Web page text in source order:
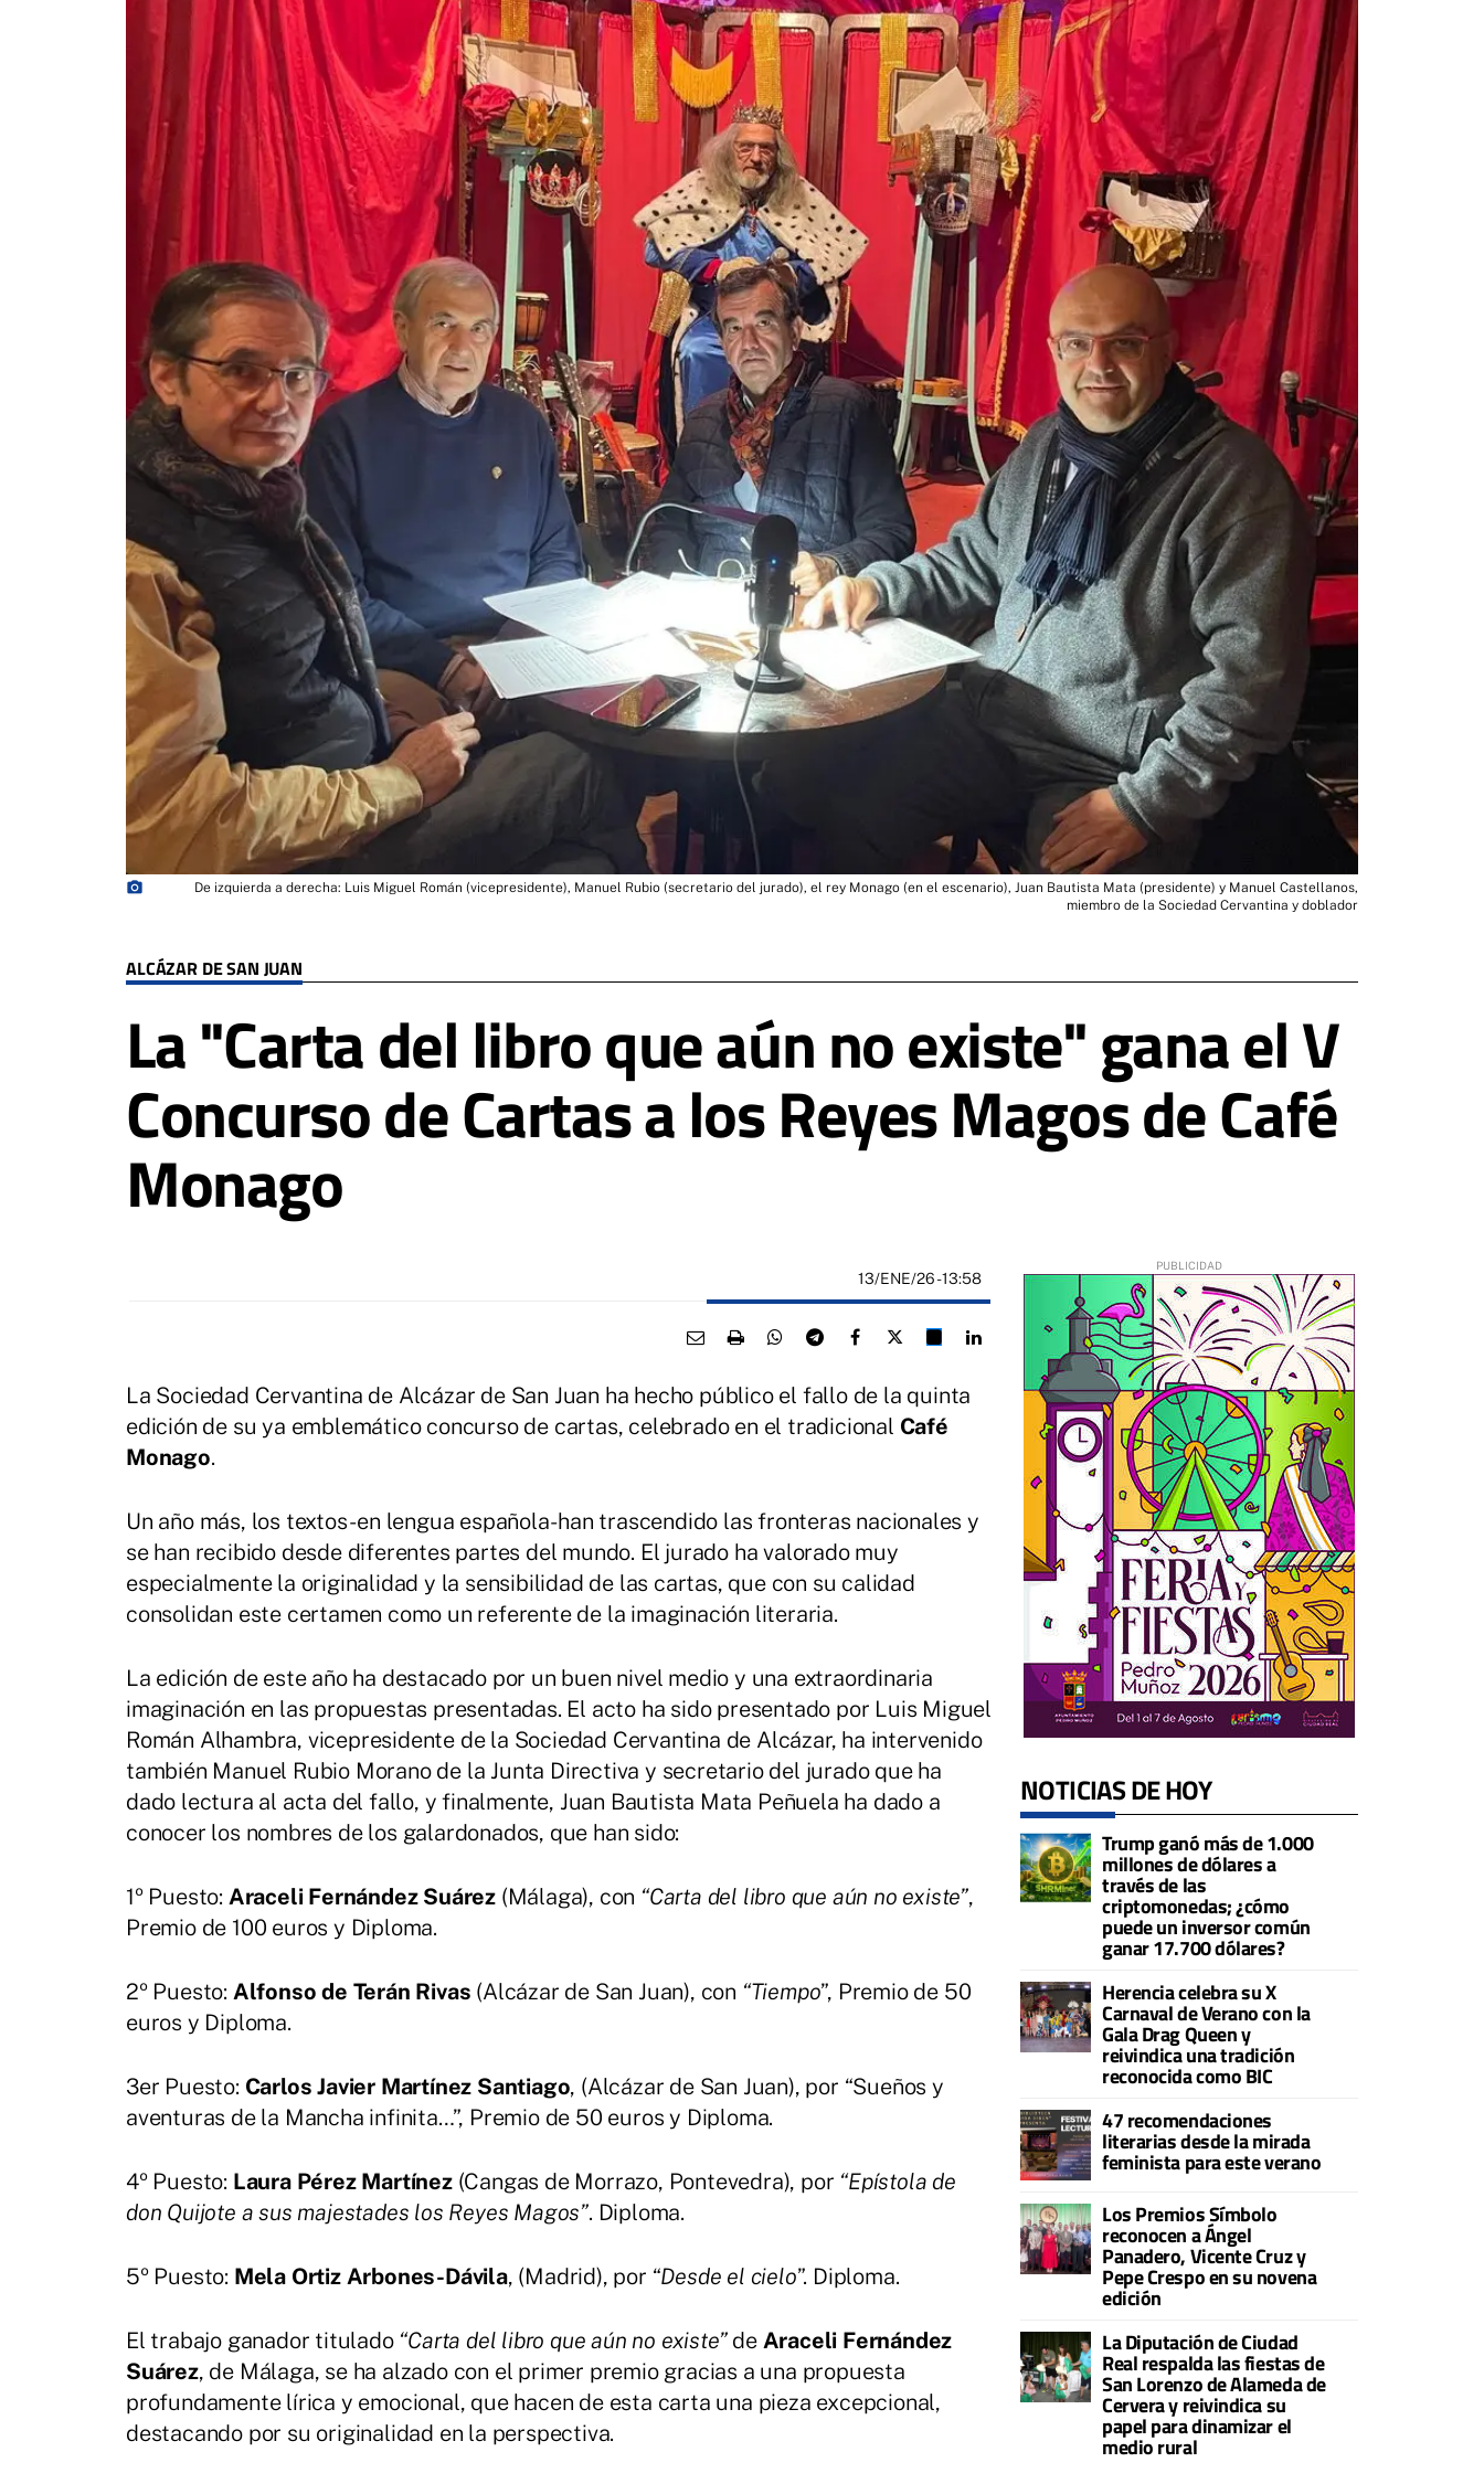
ALCÁZAR DE SAN JUAN
La "Carta del libro que aún no existe" gana el V
Concurso de Cartas a los Reyes Magos de Café
Monago
photo_camera
De izquierda a derecha: Luis Miguel Román (vicepresidente), Manuel Rubio (secretario del jurado), el rey Monago (en el escenario), Juan Bautista Mata (presidente) y Manuel Castellanos,
miembro de la Sociedad Cervantina y doblador
13/ENE/26- 13:58
La Sociedad Cervantina de Alcázar de San Juan ha hecho público el fallo de la quinta
edición de su ya emblemático concurso de cartas, celebrado en el tradicional Café
Monago.
Un año más, los textos -en lengua española- han trascendido las fronteras nacionales y
se han recibido desde diferentes partes del mundo. El jurado ha valorado muy
especialmente la originalidad y la sensibilidad de las cartas, que con su calidad
consolidan este certamen como un referente de la imaginación literaria.
La edición de este año ha destacado por un buen nivel medio y una extraordinaria
imaginación en las propuestas presentadas. El acto ha sido presentado por Luis Miguel
Román Alhambra, vicepresidente de la Sociedad Cervantina de Alcázar, ha intervenido
también Manuel Rubio Morano de la Junta Directiva y secretario del jurado que ha
dado lectura al acta del fallo, y finalmente, Juan Bautista Mata Peñuela ha dado a
conocer los nombres de los galardonados, que han sido:
1º Puesto: Araceli Fernández Suárez (Málaga), con “Carta del libro que aún no existe”,
Premio de 100 euros y Diploma.
2º Puesto: Alfonso de Terán Rivas (Alcázar de San Juan), con “Tiempo”, Premio de 50
euros y Diploma.
3er Puesto: Carlos Javier Martínez Santiago, (Alcázar de San Juan), por “Sueños y
aventuras de la Mancha infinita…”, Premio de 50 euros y Diploma.
4º Puesto: Laura Pérez Martínez(Cangas de Morrazo, Pontevedra), por “Epístola de
don Quijote a sus majestades los Reyes Magos”. Diploma.
5º Puesto: Mela Ortiz Arbones-Dávila, (Madrid), por “Desde el cielo”. Diploma.
El trabajo ganador titulado “Carta del libro que aún no existe”de Araceli Fernández
Suárez, de Málaga, se ha alzado con el primer premio gracias a una propuesta
profundamente lírica y emocional, que hacen de esta carta una pieza excepcional,
destacando por su originalidad en la perspectiva.
NOTICIAS DE HOY
Trump ganó más de 1.000
millones de dólares a
través de las
criptomonedas; ¿cómo
puede un inversor común
ganar 17.700 dólares?
Herencia celebra su X
Carnaval de Verano con la
Gala Drag Queen y
reivindica una tradición
reconocida como BIC
47 recomendaciones
literarias desde la mirada
feminista para este verano
Los Premios Símbolo
reconocen a Ángel
Panadero, Vicente Cruz y
Pepe Crespo en su novena
edición
La Diputación de Ciudad
Real respalda las fiestas de
San Lorenzo de Alameda de
Cervera y reivindica su
papel para dinamizar el
medio rural